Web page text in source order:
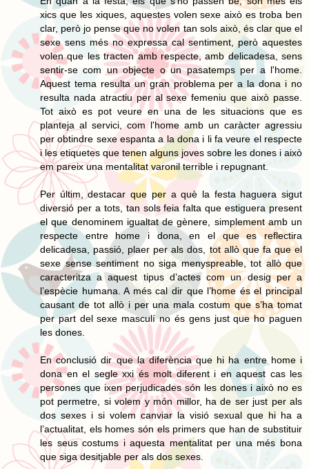
xics que les xiques, aquestes volen sexe això es troba ben
clar, però jo pense que no volen tan sols això, és clar que el
sexe sens més no expressa cal sentiment, però aquestes
volen que les tracten amb respecte, amb delicadesa, sens
sentir-se com un objecte o un pasatemps per a l'home.
Aquest tema resulta un gran problema per a la dona i no
resulta nada atractiu per al sexe femeniu que això passe.
Tot això es pot veure en una de les situacions que es
planteja al servici, com l'home amb un caràcter agressiu
per obtindre sexe espanta a la dona i li fa veure el respecte
i les etiquetes que tenen alguns joves sobre les dones i això
em pareix una mentalitat varonil terrible i repugnant.
Per últim, destacar que per a què la festa haguera sigut
diversió per a tots, tan sols feia falta que estiguera present
el que denominem igualtat de gènere, simplement amb un
respecte entre home i dona, en el que es reflectira
delicadesa, passió, plaer per als dos, tot allò que fa que el
sexe sense sentiment no siga menyspreable, tot allò que
caracteritza a aquest tipus d’actes com un desig per a
l’espècie humana. A més cal dir que l’home és el principal
causant de tot allò i per una mala costum que s’ha tomat
per part del sexe masculí no és gens just que ho paguen
les dones.
En conclusió dir que la diferència que hi ha entre home i
dona en el segle xxi és molt diferent i en aquest cas les
persones que ixen perjudicades són les dones i això no es
pot permetre, si volem y món millor, ha de ser just per als
dos sexes i si volem canviar la visió sexual que hi ha a
l’actualitat, els homes són els primers que han de substituir
les seus costums i aquesta mentalitat per una més bona
que siga desitjable per als dos sexes.